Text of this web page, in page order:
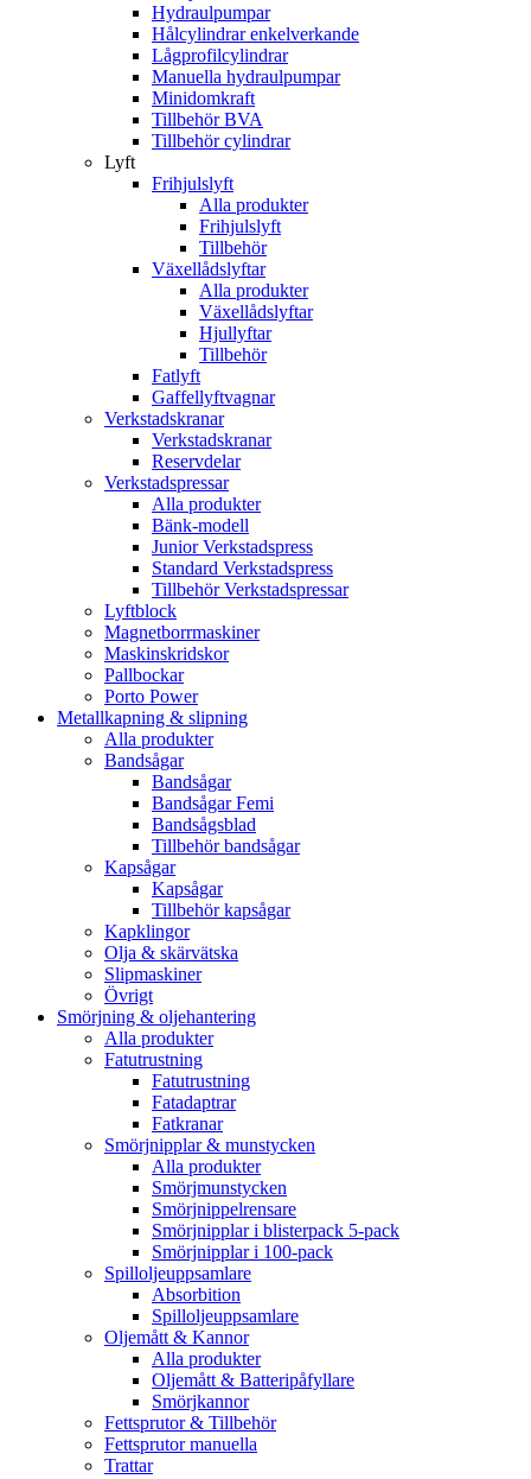
Hydraulpumpar
Hålcylindrar enkelverkande
Lågprofilcylindrar
Manuella hydraulpumpar
Minidomkraft
Tillbehör BVA
Tillbehör cylindrar
Lyft
Frihjulslyft
Alla produkter
Frihjulslyft
Tillbehör
Växellådslyftar
Alla produkter
Växellådslyftar
Hjullyftar
Tillbehör
Fatlyft
Gaffellyftvagnar
Verkstadskranar
Verkstadskranar
Reservdelar
Verkstadspressar
Alla produkter
Bänk-modell
Junior Verkstadspress
Standard Verkstadspress
Tillbehör Verkstadspressar
Lyftblock
Magnetborrmaskiner
Maskinskridskor
Pallbockar
Porto Power
Metallkapning & slipning
Alla produkter
Bandsågar
Bandsågar
Bandsågar Femi
Bandsågsblad
Tillbehör bandsågar
Kapsågar
Kapsågar
Tillbehör kapsågar
Kapklingor
Olja & skärvätska
Slipmaskiner
Övrigt
Smörjning & oljehantering
Alla produkter
Fatutrustning
Fatutrustning
Fatadaptrar
Fatkranar
Smörjnipplar & munstycken
Alla produkter
Smörjmunstycken
Smörjnippelrensare
Smörjnipplar i blisterpack 5-pack
Smörjnipplar i 100-pack
Spilloljeuppsamlare
Absorbition
Spilloljeuppsamlare
Oljemått & Kannor
Alla produkter
Oljemått & Batteripåfyllare
Smörjkannor
Fettsprutor & Tillbehör
Fettsprutor manuella
Trattar